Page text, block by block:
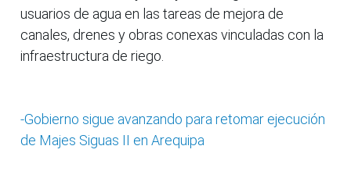
usuarios de agua en las tareas de mejora de
canales, drenes y obras conexas vinculadas con la
infraestructura de riego.
-Gobierno sigue avanzando para retomar ejecución
de Majes Siguas II en Arequipa